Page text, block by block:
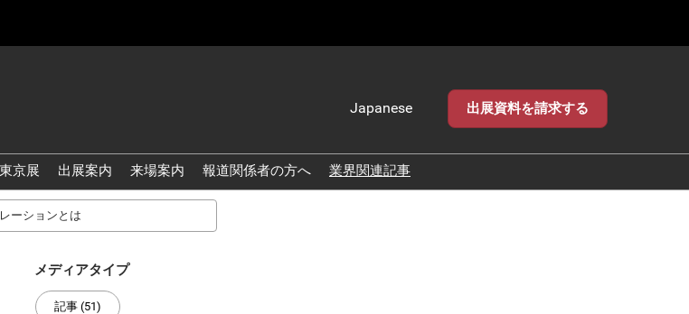
Japanese
English
出展資料を請求する
京展 出展案内 来場案内 報道関係者の方へ 業界関連記事
メディアタイプ
記事 (51)